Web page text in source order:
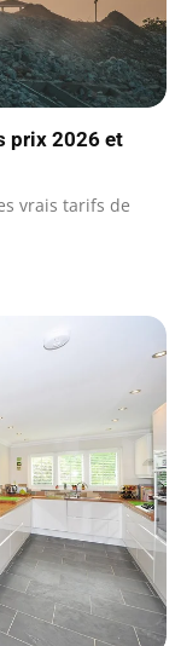
prix 2026 et
vrais tarifs de